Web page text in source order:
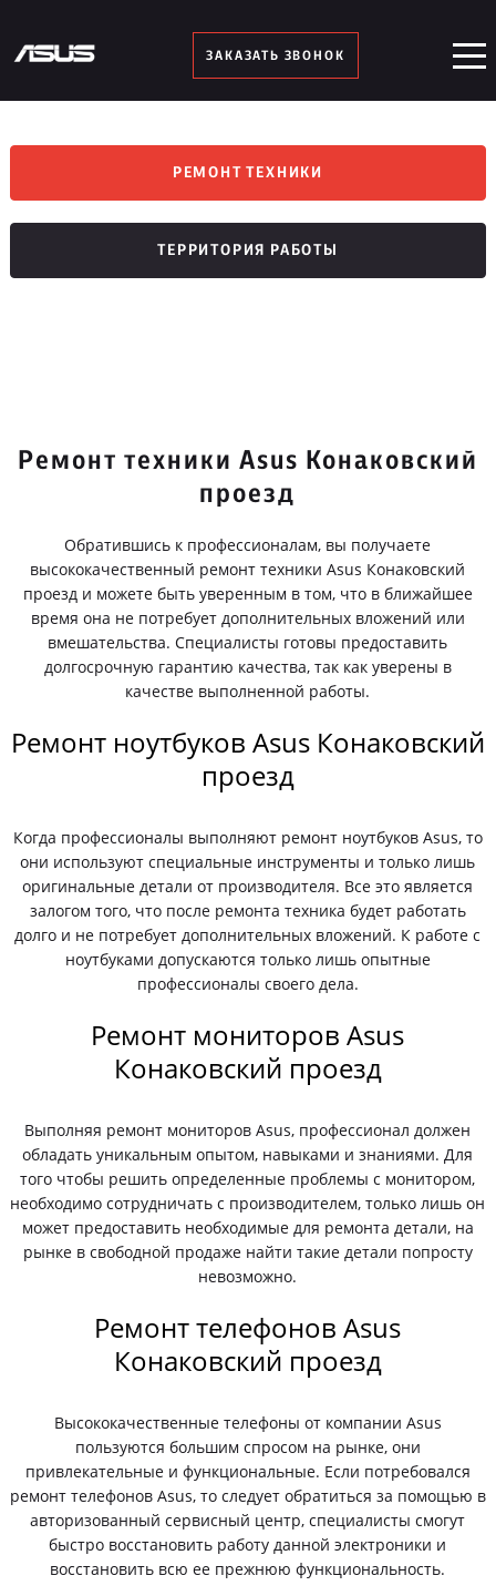
ЗАКАЗАТЬ ЗВОНОК
РЕМОНТ ТЕХНИКИ
ТЕРРИТОРИЯ РАБОТЫ
Ремонт техники Asus Конаковский
проезд
Обратившись к профессионалам, вы получаете
высококачественный ремонт техники Asus Конаковский
проезд и можете быть уверенным в том, что в ближайшее
время она не потребует дополнительных вложений или
вмешательства. Специалисты готовы предоставить
долгосрочную гарантию качества, так как уверены в
качестве выполненной работы.
Ремонт ноутбуков Asus Конаковский
проезд
Когда профессионалы выполняют ремонт ноутбуков Asus, то
они используют специальные инструменты и только лишь
оригинальные детали от производителя. Все это является
залогом того, что после ремонта техника будет работать
долго и не потребует дополнительных вложений. К работе с
ноутбуками допускаются только лишь опытные
профессионалы своего дела.
Ремонт мониторов Asus
Конаковский проезд
Выполняя ремонт мониторов Asus, профессионал должен
обладать уникальным опытом, навыками и знаниями. Для
того чтобы решить определенные проблемы с монитором,
необходимо сотрудничать с производителем, только лишь он
может предоставить необходимые для ремонта детали, на
рынке в свободной продаже найти такие детали попросту
невозможно.
Ремонт телефонов Asus
Конаковский проезд
Высококачественные телефоны от компании Asus
пользуются большим спросом на рынке, они
привлекательные и функциональные. Если потребовался
ремонт телефонов Asus, то следует обратиться за помощью в
авторизованный сервисный центр, специалисты смогут
быстро восстановить работу данной электроники и
восстановить всю ее прежнюю функциональность.